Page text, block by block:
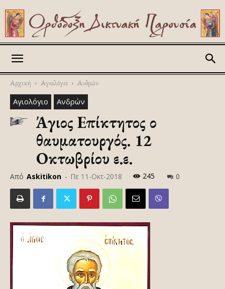
Αρχική Αγιολόγιο Ανδρών
Αγιολόγιο Ανδρών
Άγιος Επίκτητος ο
θαυματουργός. 12
Οκτωβρίου ε.ε.
Από Askitikon - Πε 11-Οκτ-2018 245 0